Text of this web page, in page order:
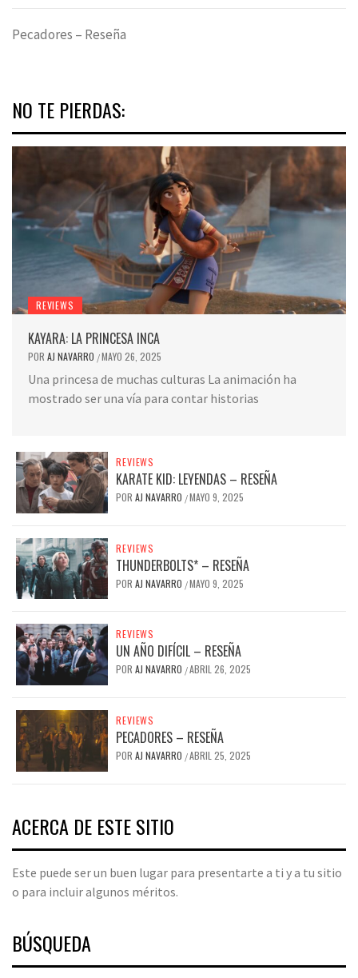
Pecadores – Reseña
NO TE PIERDAS:
REVIEWS
KAYARA: LA PRINCESA INCA
POR AJ NAVARRO /MAYO 26, 2025
Una princesa de muchas culturas La animación ha
mostrado ser una vía para contar historias
REVIEWS
KARATE KID: LEYENDAS – RESEÑA
POR AJ NAVARRO /MAYO 9, 2025
REVIEWS
THUNDERBOLTS* – RESEÑA
POR AJ NAVARRO /MAYO 9, 2025
REVIEWS
UN AÑO DIFÍCIL – RESEÑA
POR AJ NAVARRO /ABRIL 26, 2025
REVIEWS
PECADORES – RESEÑA
POR AJ NAVARRO /ABRIL 25, 2025
ACERCA DE ESTE SITIO
Este puede ser un buen lugar para presentarte a ti y a tu sitio
o para incluir algunos méritos.
BÚSQUEDA